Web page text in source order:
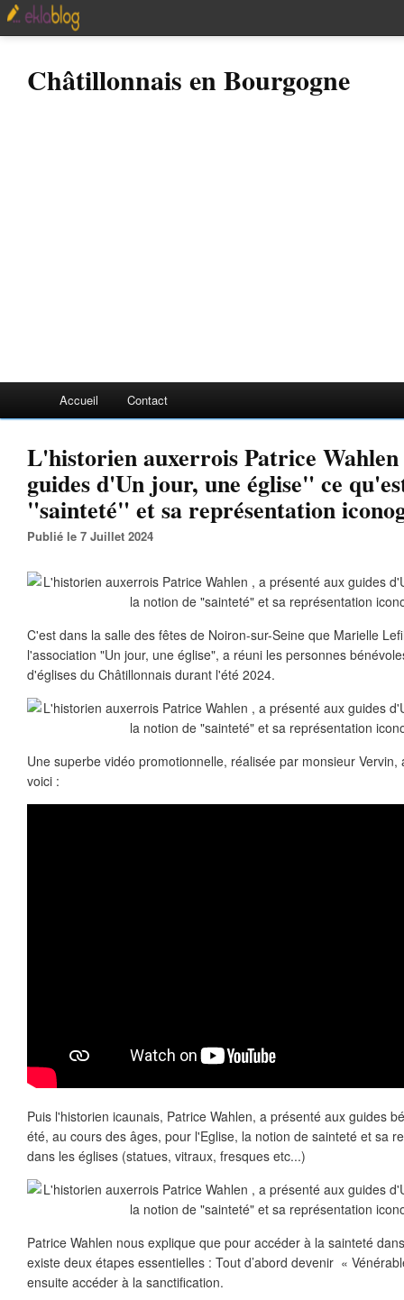
Châtillonnais en Bourgogne
Accueil Contact
L'historien auxerrois Patrice Wahlen
guides d'Un jour, une église" ce
"sainteté" et sa représentation
Publié le 7 Juillet 2024
C'est dans la salle des fêtes de Noiron-sur-Seine que Marielle
l'association "Un jour, une église", a réuni les personnes
d'églises du Châtillonnais durant l'été 2024.
Une superbe vidéo promotionnelle, réalisée par monsieur
voici :
Puis l'historien icaunais, Patrice Wahlen, a présenté aux guides
été, au cours des âges, pour l'Eglise, la notion de sainteté et sa
dans les églises (statues, vitraux, fresques etc...)
Patrice Wahlen nous explique que pour accéder à la sainteté
existe deux étapes essentielles : Tout d’abord devenir «
ensuite accéder à la sanctification.